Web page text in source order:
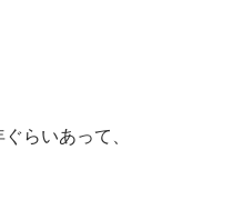
らいあって、